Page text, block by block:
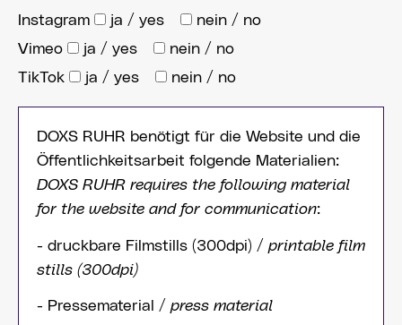
Instagram ja / yes
nein / no
Vimeo
ja / yes
nein / no
TikTok
ja / yes nein / no
DOXS RUHR benötigt für die Website und die
Öffentlichkeitsarbeit folgende Materialien:
DOXS RUHR requires the following material
for the website and for communication:
- druckbare Filmstills (300dpi) / printable film
stills (300dpi)
- Pressematerial / press material